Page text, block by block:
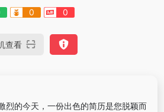
0 0
查看
烈的今天，一份出色的简历是您脱颖而